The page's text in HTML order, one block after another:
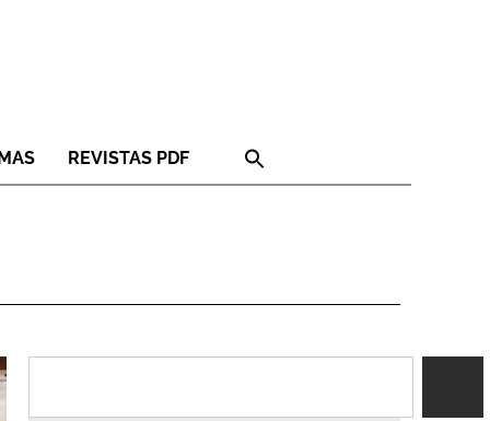
REVISTAS PDF